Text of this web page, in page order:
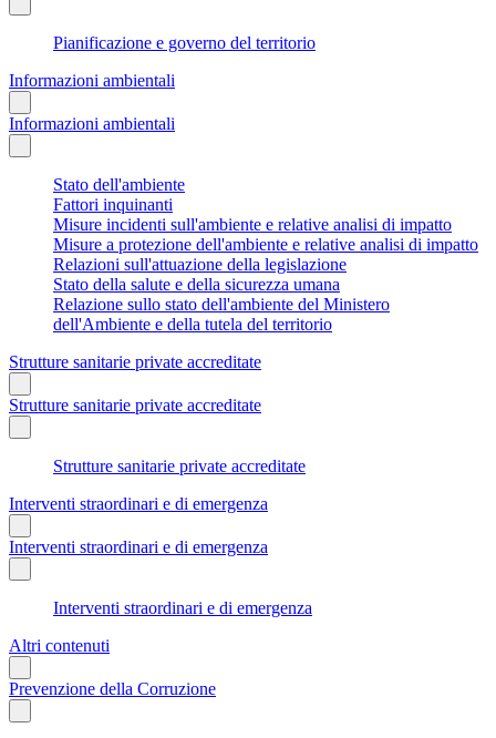
Pianificazione e governo del territorio
Informazioni ambientali
Informazioni ambientali
Stato dell'ambiente
Fattori inquinanti
Misure incidenti sull'ambiente e relative analisi di impatto
Misure a protezione dell'ambiente e relative analisi di impatto
Relazioni sull'attuazione della legislazione
Stato della salute e della sicurezza umana
Relazione sullo stato dell'ambiente del Ministero
dell'Ambiente e della tutela del territorio
Strutture sanitarie private accreditate
Strutture sanitarie private accreditate
Strutture sanitarie private accreditate
Interventi straordinari e di emergenza
Interventi straordinari e di emergenza
Interventi straordinari e di emergenza
Altri contenuti
Prevenzione della Corruzione